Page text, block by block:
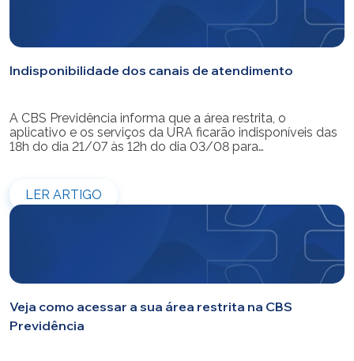
Indisponibilidade dos canais de atendimento
A CBS Previdência informa que a área restrita, o
aplicativo e os serviços da URA ficarão indisponíveis das
18h do dia 21/07 às 12h do dia 03/08 para
entre os dias 22/07 e 31/07. Reforçamos que as
simulações e contratações de empréstimos […]
LER ARTIGO
Veja como acessar a sua área restrita na CBS
Previdência